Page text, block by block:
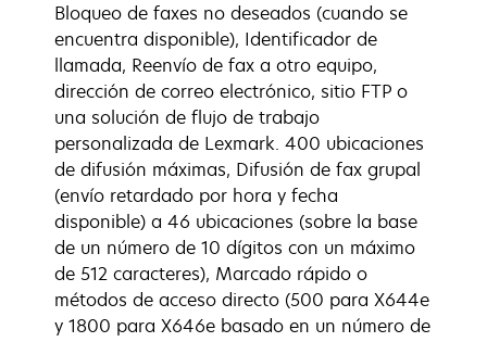
Bloqueo de faxes no deseados (cuando se
encuentra disponible), Identificador de
llamada, Reenvío de fax a otro equipo,
dirección de correo electrónico, sitio FTP o
una solución de flujo de trabajo
personalizada de Lexmark. 400 ubicaciones
de difusión máximas, Difusión de fax grupal
(envío retardado por hora y fecha
disponible) a 46 ubicaciones (sobre la base
de un número de 10 dígitos con un máximo
de 512 caracteres), Marcado rápido o
métodos de acceso directo (500 para X644e
y 1800 para X646e basado en un número de